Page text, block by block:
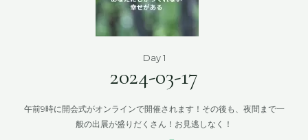
Day 1
2024-03-17
午前9時に開会式がオンラインで開催されます！その後も、夜間まで一
般の出展が盛りだくさん！お見逃しなく！